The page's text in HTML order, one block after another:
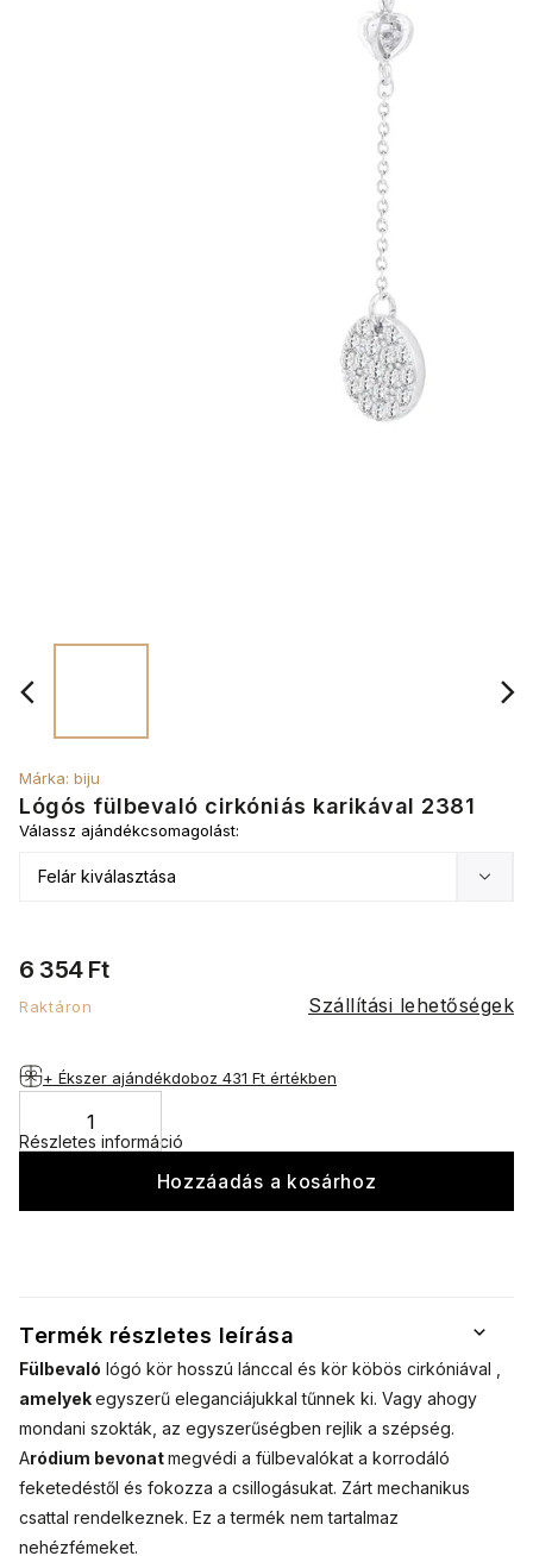
Lógós fülbevaló cirkóniás karikával 2381
Márka: biju
6 354 Ft
Raktáron Szállítási lehetőségek
Válassz ajándékcsomagolást:
Hozzáadás a kosárhoz
+ Ékszer ajándékdoboz 431 Ft értékben
Részletes információ
Termék részletes leírása
Fülbevaló lógó kör hosszú lánccal és kör köbös cirkóniával ,
amelyekegyszerű eleganciájukkal tűnnek ki. Vagy ahogy
mondani szokták, az egyszerűségben rejlik a szépség.
Aródium bevonatmegvédi a fülbevalókat a korrodáló
feketedéstől és fokozza a csillogásukat. Zárt mechanikus
csattal rendelkeznek. Ez a termék nem tartalmaz
nehézfémeket.